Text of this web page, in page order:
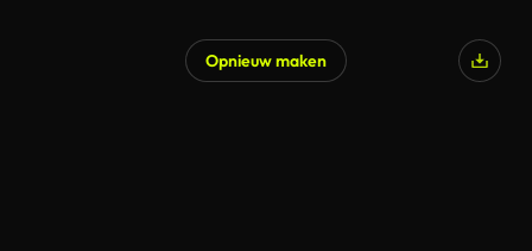
Opnieuw maken